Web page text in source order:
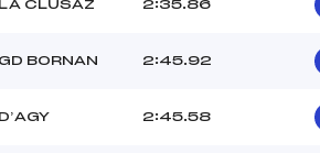
CLUSAZ 2:35.86
BORNAN 2:45.92
2:45.58